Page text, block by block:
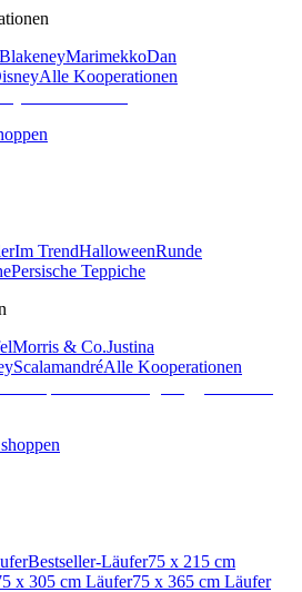
MarimekkoDan
Alle Kooperationen
Im TrendHalloweenRunde
Persische Teppiche
Morris & Co.Justina
ScalamandréAlle Kooperationen
Bestseller-Läufer75 x 215 cm
x 305 cm Läufer75 x 365 cm Läufer